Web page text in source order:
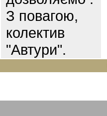
З повагою,
колектив
"Автури".